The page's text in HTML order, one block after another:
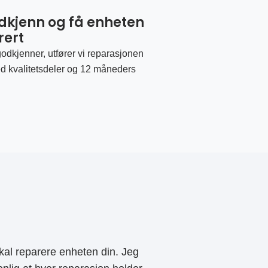
og få enheten
utfører vi reparasjonen
kvalitetsdeler og 12 måneders
reparere enheten din. Jeg